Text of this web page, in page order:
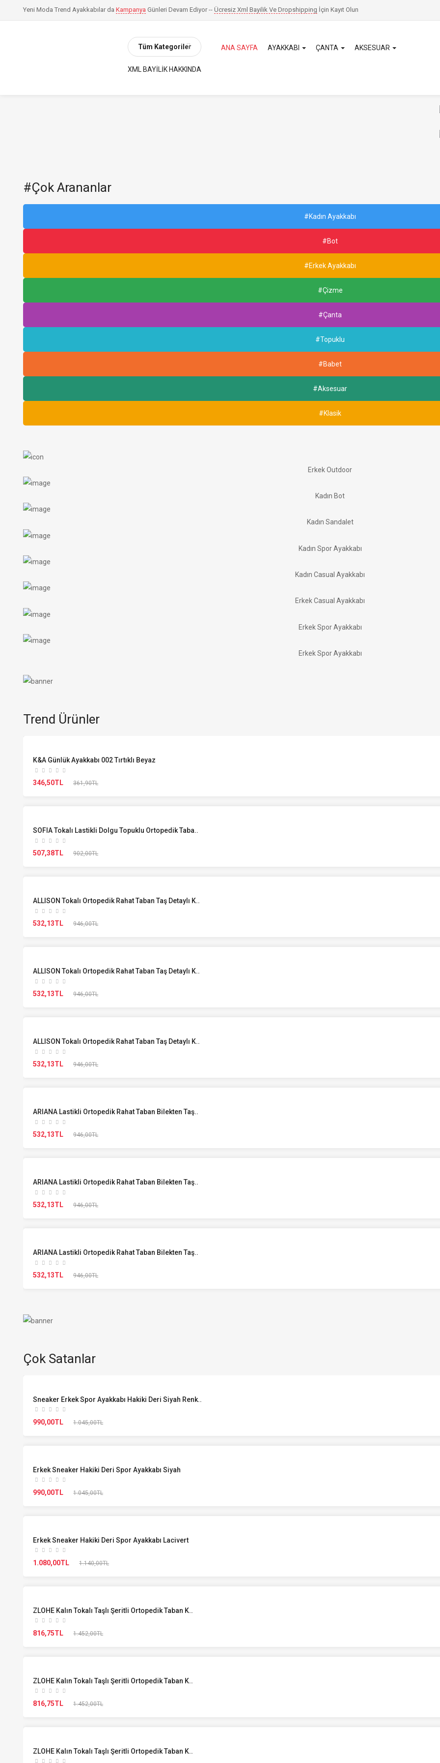
Yeni Moda Trend Ayakkabılar daKampanya Günleri Devam Ediyor --Ücresiz Xml Bayilik Ve Dropshipping İçinKayıt Olun
Tüm Kategoriler ANA SAYFA AYAKKABI ÇANTA AKSESUAR
XML BAYILIK HAKKINDA
#Çok Arananlar
#Kadın Ayakkabı
#Bot
#Erkek Ayakkabı
#Çizme
#Çanta
#Topuklu
#Babet
#Aksesuar
#Klasik
Erkek Outdoor
Kadın Bot
Kadın Sandalet
Kadın Spor Ayakkabı
Kadın Casual Ayakkabı
Erkek Casual Ayakkabı
Erkek Spor Ayakkabı
Erkek Spor Ayakkabı
Trend Ürünler
K&A Günlük Ayakkabı 002 Tırtıklı Beyaz
346,50TL 361,90TL
SOFIA Tokalı Lastikli Dolgu Topuklu Ortopedik Taba..
507,38TL 902,00TL
ALLISON Tokalı Ortopedik Rahat Taban Taş Detaylı K..
532,13TL 946,00TL
ALLISON Tokalı Ortopedik Rahat Taban Taş Detaylı K..
532,13TL 946,00TL
ALLISON Tokalı Ortopedik Rahat Taban Taş Detaylı K..
532,13TL 946,00TL
ARIANA Lastikli Ortopedik Rahat Taban Bilekten Taş..
532,13TL 946,00TL
ARIANA Lastikli Ortopedik Rahat Taban Bilekten Taş..
532,13TL 946,00TL
ARIANA Lastikli Ortopedik Rahat Taban Bilekten Taş..
532,13TL 946,00TL
Çok Satanlar
Sneaker Erkek Spor Ayakkabı Hakiki Deri Siyah Renk..
990,00TL 1.045,00TL
Erkek Sneaker Hakiki Deri Spor Ayakkabı Siyah
990,00TL 1.045,00TL
Erkek Sneaker Hakiki Deri Spor Ayakkabı Lacivert
1.080,00TL 1.140,00TL
ZLOHE Kalın Tokalı Taşlı Şeritli Ortopedik Taban K..
816,75TL 1.452,00TL
ZLOHE Kalın Tokalı Taşlı Şeritli Ortopedik Taban K..
816,75TL 1.452,00TL
ZLOHE Kalın Tokalı Taşlı Şeritli Ortopedik Taban K..